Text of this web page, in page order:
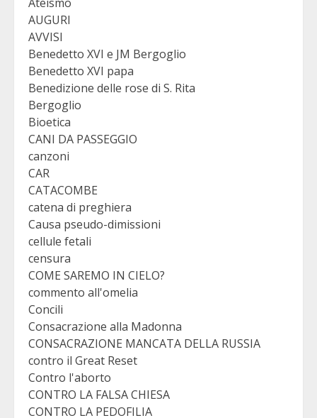
AUGURI
AVVISI
Benedetto XVI e JM Bergoglio
Benedetto XVI papa
Benedizione delle rose di S. Rita
Bergoglio
Bioetica
CANI DA PASSEGGIO
canzoni
CAR
CATACOMBE
catena di preghiera
Causa pseudo-dimissioni
cellule fetali
censura
COME SAREMO IN CIELO?
commento all'omelia
Concili
Consacrazione alla Madonna
CONSACRAZIONE MANCATA DELLA RUSSIA
contro il Great Reset
Contro l'aborto
CONTRO LA FALSA CHIESA
CONTRO LA PEDOFILIA